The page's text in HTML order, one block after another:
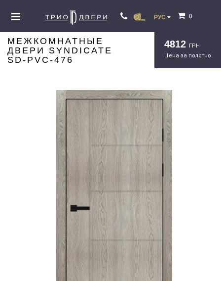
РУС 0
МЕЖКОМНАТНЫЕ
ДВЕРИ SYNDICATE
SD-PVC-476
4812 ГРН
Цена за полотно